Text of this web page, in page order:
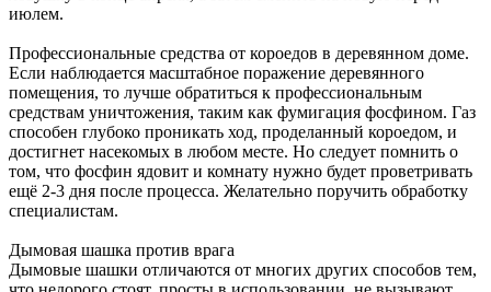
июлем.
Профессиональные средства от короедов в деревянном доме.
Если наблюдается масштабное поражение деревянного
помещения, то лучше обратиться к профессиональным
средствам уничтожения, таким как фумигация фосфином. Газ
способен глубоко проникать ход, проделанный короедом, и
достигнет насекомых в любом месте. Но следует помнить о
том, что фосфин ядовит и комнату нужно будет проветривать
ещё 2-3 дня после процесса. Желательно поручить обработку
специалистам.
Дымовая шашка против врага
Дымовые шашки отличаются от многих других способов тем,